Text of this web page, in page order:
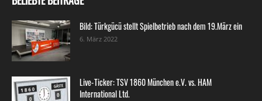
Bild: Türkgücü stellt Spielbetrieb nach dem 19.März ein
6. März 2022
Live-Ticker: TSV 1860 München e.V. vs. HAM
International Ltd.